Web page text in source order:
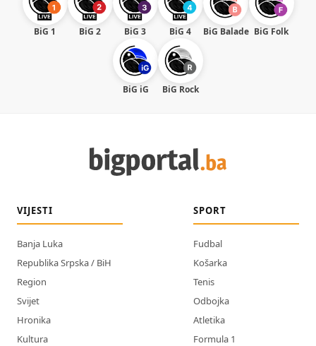
BiG 1 BiG 2 BiG 3 BiG 4 BiG Balade BiG Folk
BiG iG BiG Rock
VIJESTI
Banja Luka
Republika Srpska / BiH
Region
Svijet
Hronika
Kultura
SPORT
Fudbal
Košarka
Tenis
Odbojka
Atletika
Formula 1